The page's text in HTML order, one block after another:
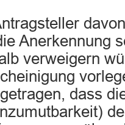
Anerkennung
verweigern
dass